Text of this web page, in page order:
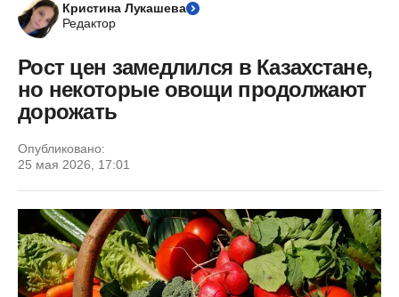
Кристина Лукашева
Редактор
Рост цен замедлился в Казахстане,
но некоторые овощи продолжают
дорожать
Опубликовано:
25 мая 2026, 17:01